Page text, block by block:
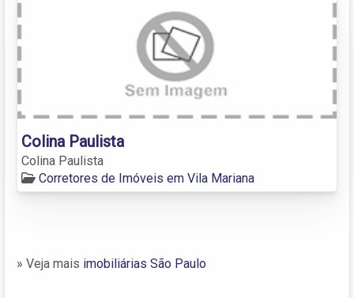
Colina Paulista
Colina Paulista
Corretores de Imóveis em Vila Mariana
» Veja mais imobiliárias São Paulo